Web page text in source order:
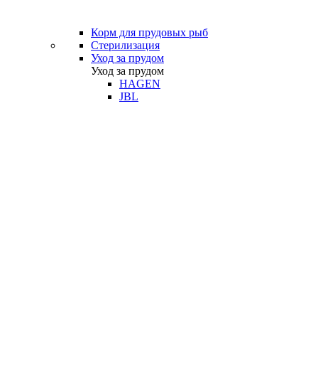
Корм для прудовых рыб
Стерилизация
Уход за прудом
Уход за прудом
HAGEN
JBL